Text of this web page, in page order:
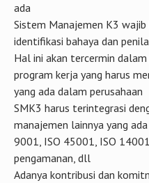
ada
Sistem Manajemen K3
identifikasi bahaya dan
Hal ini akan tercermin
program kerja yang harus
yang ada dalam perusahaan
SMK3 harus terintegrasi
manajemen lainnya yang
9001, ISO 45001, ISO
pengamanan, dll
Adanya kontribusi dan